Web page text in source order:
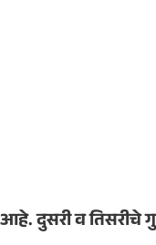
दुसरी व तिसरीचे